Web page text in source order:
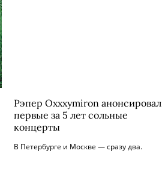
Рэпер Oxxxymiron анонсировал
первые за 5 лет сольные
концерты
В Петербурге и Москве — сразу два.